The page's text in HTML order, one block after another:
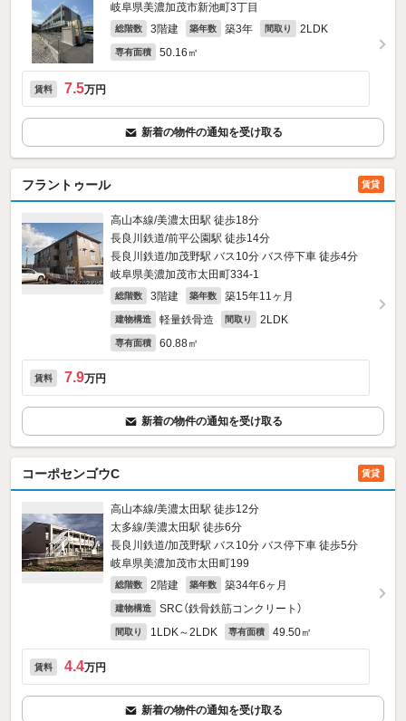
岐阜県美濃加茂市新池町3丁目
総階数 3階建 築年数 築3年 間取り 2LDK
専有面積 50.16㎡
賃料 7.5万円
新着の物件の通知を受け取る
フラントゥール 賃貸
高山本線/美濃太田駅 徒歩18分
長良川鉄道/前平公園駅 徒歩14分
長良川鉄道/加茂野駅 バス10分 バス停下車 徒歩4分
岐阜県美濃加茂市太田町334‐1
総階数 3階建 築年数 築15年11ヶ月
建物構造 軽量鉄骨造 間取り 2LDK
専有面積 60.88㎡
賃料 7.9万円
新着の物件の通知を受け取る
コーポセンゴウC 賃貸
高山本線/美濃太田駅 徒歩12分
太多線/美濃太田駅 徒歩6分
長良川鉄道/加茂野駅 バス10分 バス停下車 徒歩5分
岐阜県美濃加茂市太田町199
総階数 2階建 築年数 築34年6ヶ月
建物構造 SRC（鉄骨鉄筋コンクリート）
間取り 1LDK～2LDK 専有面積 49.50㎡
賃料 4.4万円
新着の物件の通知を受け取る